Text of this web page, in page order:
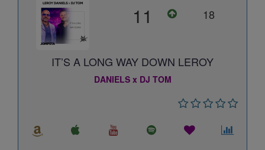
11 18
IT’S A LONG WAY DOWN LEROY
DANIELS x DJ TOM